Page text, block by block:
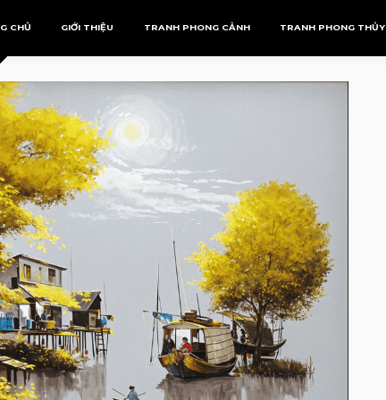
CHỦ GIỚI THIỆU TRANH PHONG CẢNH TRANH PHONG THỦY
Tranh Phượng Hoàng
Tranh Rồng
Mệnh Thủy
Mệnh Thổ
Mệnh Hỏa